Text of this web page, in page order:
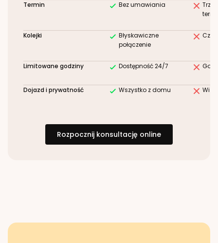
Termin Bez umawiania
Kolejki
Błyskawiczne
połączenie
Limitowane godziny Dostępność 24/7
Dojazd i prywatność Wszystko z domu
Rozpocznij konsultację online